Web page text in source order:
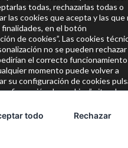
SAMBEAT SOCIEDAD
Iniciación a la
cofinanciación del
al desarrollo
todas, rechazarlas todas o
las cookies que acepta y las que
en el botón
de cookies”. Las cookies
no se pueden rechazar
el correcto funcionamiento
momento puede volver a
su configuración de cookies
de cookies” situado
información específica sobre las
utilizamos en nuestra web;
todo Rechazar